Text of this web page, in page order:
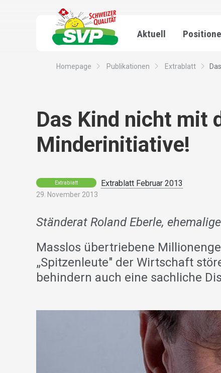
Aktuell
Homepage Publikationen Extrablatt
Das Kind nicht mit
Minderinitiative!
Extrablatt Extrablatt Februar 2013
29. November 2013
Ständerat Roland Eberle,
Masslos übertriebene
„Spitzenleute" der Wirtschaft
behindern auch eine sachliche